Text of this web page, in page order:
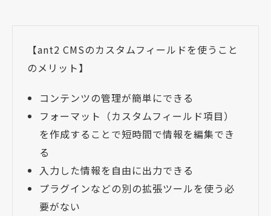
【ant2 CMSのカスタムフィールドを使うこと
のメリット】
コンテンツの管理が簡単にできる
フォーマット（カスタムフィールド項目）
を作成することで短時間で情報を編集でき
る
入力した情報を自由に出力できる
プラグインなどの別の拡張ツールを使う必
要がない